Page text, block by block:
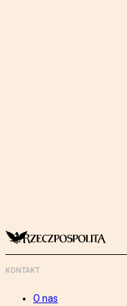
KONTAKT
O nas